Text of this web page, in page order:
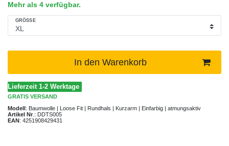
Mehr als 4 verfügbar.
GRÖSSE
In den Warenkorb
Lieferzeit 1-2 Werktage
GRATIS VERSAND
Modell: Baumwolle | Loose Fit | Rundhals | Kurzarm | Einfarbig | atmungsaktiv
Artikel Nr .: DDTS005
EAN: 4251908429431